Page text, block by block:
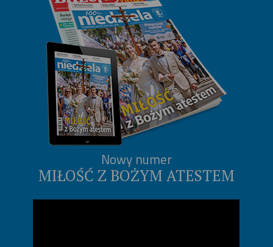
Nowy numer
MIŁOŚĆ Z BOŻYM ATESTEM